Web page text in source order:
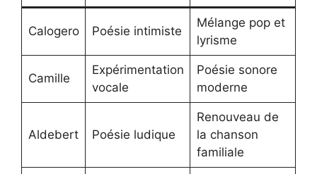
Calogero Poésie intimiste
Mélange pop et
lyrisme
Camille
Expérimentation
vocale
Poésie sonore
moderne
Aldebert Poésie ludique
Renouveau de
la chanson
familiale